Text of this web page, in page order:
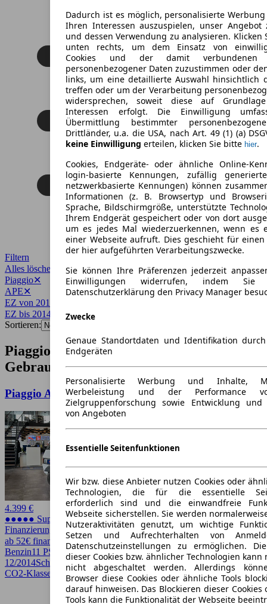
Dadurch ist es möglich, personalisierte
Ihren Interessen auszuspielen, unser Angebot
und dessen Verwendung zu analysieren. Klicken
unten rechts, um dem Einsatz von
Cookies und der damit verbundenen
personenbezogener Daten zuzustimmen oder
links, um eine detaillierte Auswahl hinsichtlich
treffen oder um der Verarbeitung
widersprechen, soweit diese auf
Interessen erfolgt. Die Einwilligung
Übermittlung bestimmter
Drittländer, u.a. die USA, nach Art. 49 (1) (a)
keine Einwilligung erteilen, klicken Sie bitte hier.
Cookies, Endgeräte- oder ähnliche Online-
login-basierte Kennungen, zufällig
netzwerkbasierte Kennungen) können
Informationen (z. B. Browsertyp und
Sprache, Bildschirmgröße, unterstützte
Ihrem Endgerät gespeichert oder von dort
um es jedes Mal wiederzuerkennen, wenn es
einer Webseite aufruft. Dies geschieht für
der hier aufgeführten Verarbeitungszwecke.
Sie können Ihre Präferenzen jederzeit
Einwilligungen widerrufen, indem
Datenschutzerklärung den Privacy Manager
Zwecke
Genaue Standortdaten und Identifikation
Endgeräten
Personalisierte Werbung und Inhalte,
Werbeleistung und der Performance
Zielgruppenforschung sowie Entwicklung und
von Angeboten
Essentielle Seitenfunktionen
Wir bzw. diese Anbieter nutzen Cookies oder
Technologien, die für die essentielle
erforderlich sind und die einwandfreie
Webseite sicherstellen. Sie werden
Nutzeraktivitäten genutzt, um wichtige
Setzen und Aufrechterhalten von
Datenschutzeinstellungen zu ermöglichen.
dieser Cookies bzw. ähnlicher Technologien kann
nicht abgeschaltet werden. Allerdings
Browser diese Cookies oder ähnliche Tools
darauf hinweisen. Das Blockieren dieser
Tools kann die Funktionalität der Webseite
Filtern
Alles löschen
Piaggio✕
APE✕
EZ von 2014
EZ bis 2014
Sortieren:
Piaggio APE Baujahr 2014
Gebrauchtwagen-Angebote
Piaggio Ape *Kasten*TÜV 08/2027*
4.399 €
●●●●● Super Preis
Finanzierung möglich
ab 52€ finanzieren ↗
Benzin11 PS (8 kW)1.437 kmEZ
12/2014Schaltgetriebe Kleinwagen2 Türen
CO2-Klasse B